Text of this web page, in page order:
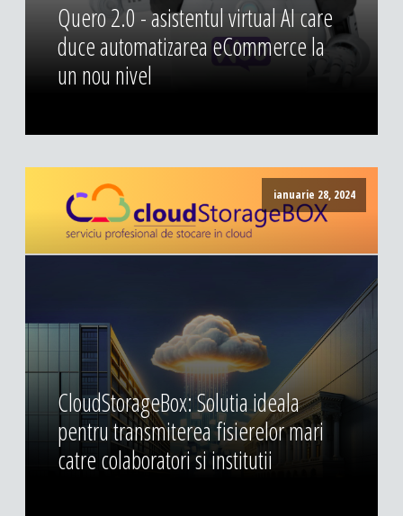
Quero 2.0 - asistentul virtual AI care
duce automatizarea eCommerce la
un nou nivel
ianuarie 28, 2024
CloudStorageBox: Solutia ideala
pentru transmiterea fisierelor mari
catre colaboratori si institutii